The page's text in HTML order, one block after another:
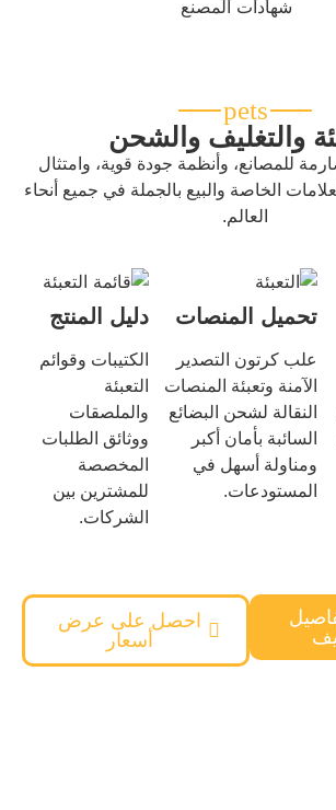
والتغليف والشحن
للمصانع، وأنظمة جودة قوية، وامتثال
الخاصة والبيع بالجملة في جميع أنحاء
العالم.
تحميل المنصات
علب كرتون التصدير
الآمنة وتعبئة المنصات
النقالة لشحن البضائع
السائبة بأمان أكبر
ومناولة أسهل في
المستودعات.
دليل المنتج
الكتيبات وقوائم
التعبئة
والملصقات
ووثائق الطلبات
المخصصة
للمشترين بين
الشركات.
احصل على عرض
أسعار